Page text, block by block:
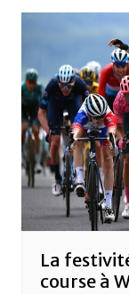
La
course à